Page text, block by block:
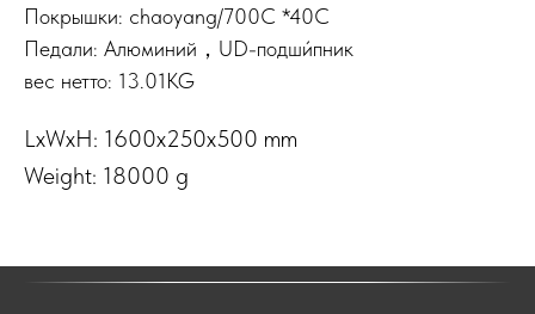
Покрышки: chaoyang/700C *40C
Педали: Алюминий，UD-подши́пник
вес нетто: 13.01KG
LxWxH: 1600x250x500 mm
Weight: 18000 g